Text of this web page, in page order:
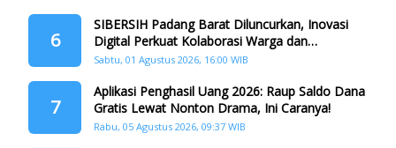
6
SIBERSIH Padang Barat Diluncurkan, Inovasi
Digital Perkuat Kolaborasi Warga dan
Pemerintah Atasi Persampahan
Sabtu, 01 Agustus 2026, 16:00 WIB
7
Aplikasi Penghasil Uang 2026: Raup Saldo Dana
Gratis Lewat Nonton Drama, Ini Caranya!
Rabu, 05 Agustus 2026, 09:37 WIB